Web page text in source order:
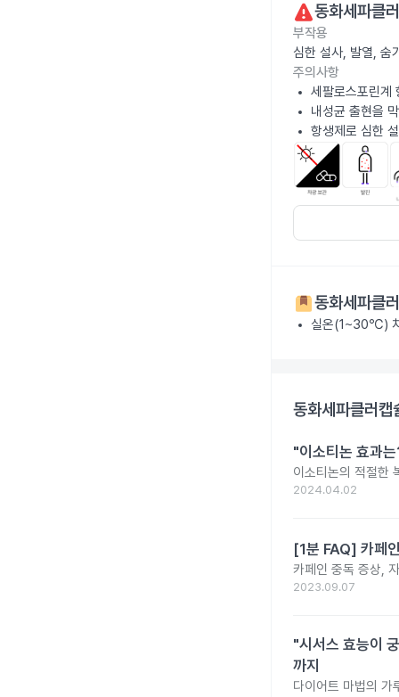
동화세파클
부작용
심한 설사, 발열, 숨
주의사항
세팔로스포린계
내성균 출현을
항생제로 심한
동화세파클
실온(1~30℃)
동화세파클러
"이소티논 효과
이소티논의 적절한
2024.04.02
[1분 FAQ] 카페
카페인 중독 증상,
2023.09.07
"시서스 효능이
까지
다이어트 마법의 가